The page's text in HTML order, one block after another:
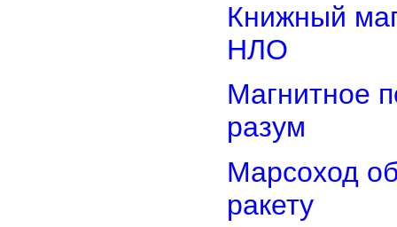
Книжный
НЛО
Магнитное
разум
Марсоход
ракету